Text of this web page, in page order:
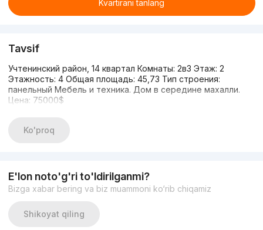
Kvartirani tanlang
Tavsif
Учтенинский район, 14 квартал Комнаты: 2в3 Этаж: 2
Этажность: 4 Общая площадь: 45,73 Тип строения:
панельный Мебель и техника. Дом в середине махалли.
Цена: 75000$
Ko'proq
E'lon noto'g'ri to'ldirilganmi?
Bizga xabar bering va biz muammoni ko‘rib chiqamiz
Shikoyat qiling